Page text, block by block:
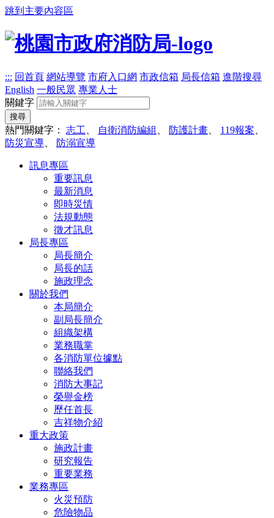
跳到主要內容區
::: 回首頁 網站導覽 市府入口網 市政信箱 局長信箱 進階搜尋
English 一般民眾 專業人士
關鍵字
搜尋
熱門關鍵字： 志工 自衛消防編組 防護計畫 119報案
防災宣導
防溺宣導
訊息專區
重要訊息
最新消息
即時災情
法規動態
徵才訊息
局長專區
局長簡介
局長的話
施政理念
關於我們
本局簡介
副局長簡介
組織架構
業務職掌
各消防單位據點
聯絡我們
消防大事記
榮譽金榜
歷任首長
吉祥物介紹
重大政策
施政計畫
研究報告
重要業務
業務專區
火災預防
危險物品